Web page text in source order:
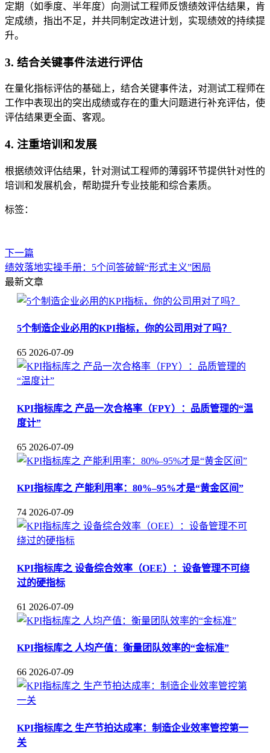
定期（如季度、半年度）向测试工程师反馈绩效评估结果，肯
定成绩，指出不足，并共同制定改进计划，实现绩效的持续提
升。
3. 结合关键事件法进行评估
在量化指标评估的基础上，结合关键事件法，对测试工程师在
工作中表现出的突出成绩或存在的重大问题进行补充评估，使
评估结果更全面、客观。
4. 注重培训和发展
根据绩效评估结果，针对测试工程师的薄弱环节提供针对性的
培训和发展机会，帮助提升专业技能和综合素质。
标签：
下一篇
绩效落地实操手册：5个问答破解“形式主义”困局
最新文章
5个制造企业必用的KPI指标，你的公司用对了吗？
65 2026-07-09
KPI指标库之 产品一次合格率（FPY）：品质管理的“温
度计”
65 2026-07-09
KPI指标库之 产能利用率：80%–95%才是“黄金区间”
74 2026-07-09
KPI指标库之 设备综合效率（OEE）：设备管理不可绕
过的硬指标
61 2026-07-09
KPI指标库之 人均产值：衡量团队效率的“金标准”
66 2026-07-09
KPI指标库之 生产节拍达成率：制造企业效率管控第一
关